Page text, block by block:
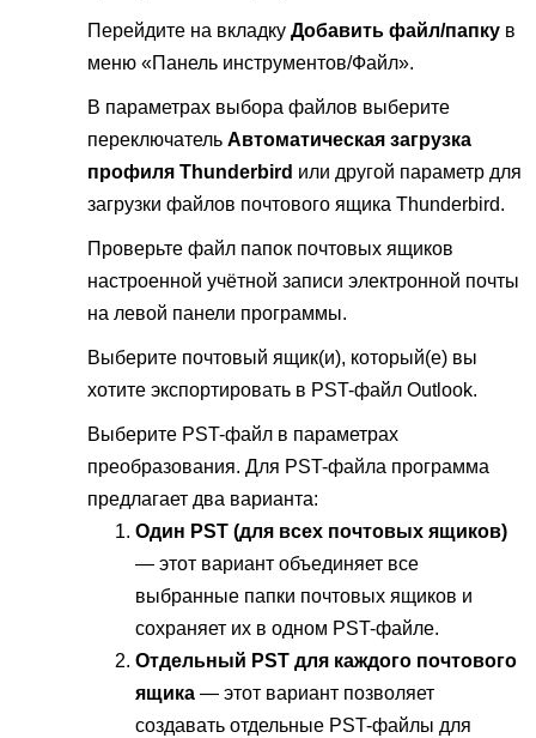
Перейдите на вкладку Добавить файл/папку в
меню «Панель инструментов/Файл».
В параметрах выбора файлов выберите
переключатель Автоматическая загрузка
профиля Thunderbird или другой параметр для
загрузки файлов почтового ящика Thunderbird.
Проверьте файл папок почтовых ящиков
настроенной учётной записи электронной почты
на левой панели программы.
Выберите почтовый ящик(и), который(е) вы
хотите экспортировать в PST-файл Outlook.
Выберите PST-файл в параметрах
преобразования. Для PST-файла программа
предлагает два варианта:
Один PST (для всех почтовых ящиков)
— этот вариант объединяет все
выбранные папки почтовых ящиков и
сохраняет их в одном PST-файле.
Отдельный PST для каждого почтового
ящика — этот вариант позволяет
создавать отдельные PST-файлы для